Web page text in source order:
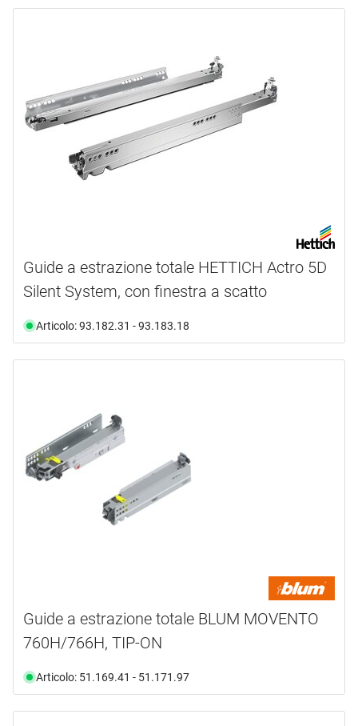
Guide a estrazione totale HETTICH Actro 5D
Silent System, con finestra a scatto
Articolo: 93.182.31 - 93.183.18
Guide a estrazione totale BLUM MOVENTO
760H/766H, TIP-ON
Articolo: 51.169.41 - 51.171.97